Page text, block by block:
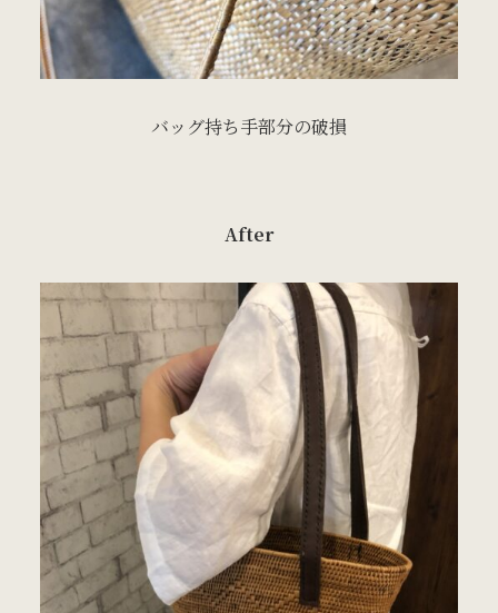
バッグ持ち手部分の破損
After